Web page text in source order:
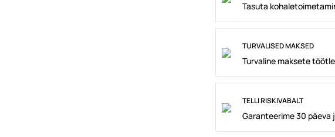
Tasuta
TURVALISED MAKSED
Turvaline maksete
TELLI RISKIVABALT
Garanteerime 30